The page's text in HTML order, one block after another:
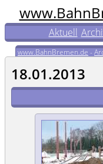
Aktuell
www.BahnBremen.de -
18.01.2013